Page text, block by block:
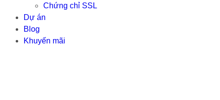
Chứng chỉ SSL
Dự án
Blog
Khuyến mãi